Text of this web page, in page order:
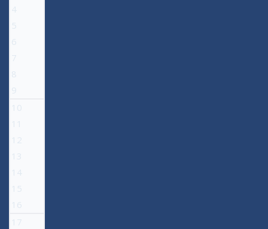
4
5
6
7
8
9
10
11
12
13
14
15
16
17